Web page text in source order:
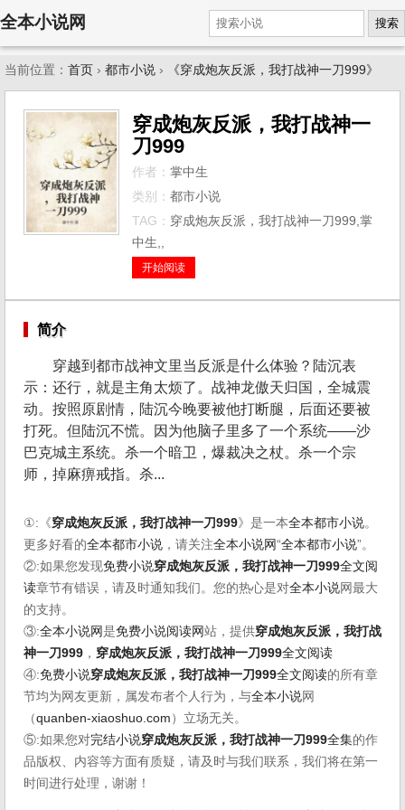
全本小说网 搜索
当前位置： 首页 › 都市小说 › 《穿成炮灰反派，我打战神一刀999》
穿成炮灰反派，我打战神一
刀999
作者： 掌中生
类别： 都市小说
TAG： 穿成炮灰反派，我打战神一刀999,掌
中生,,
开始阅读
简介
穿越到都市战神文里当反派是什么体验？陆沉表
示：还行，就是主角太烦了。战神龙傲天归国，全城震
动。按照原剧情，陆沉今晚要被他打断腿，后面还要被
打死。但陆沉不慌。因为他脑子里多了一个系统——沙
巴克城主系统。杀一个暗卫，爆裁决之杖。杀一个宗
师，掉麻痹戒指。杀...
①:《穿成炮灰反派，我打战神一刀999》是一本全本都市小说。
更多好看的全本都市小说 ，请关注全本小说网“全本都市小说”。
②:如果您发现免费小说穿成炮灰反派，我打战神一刀999全文阅
读章节有错误，请及时通知我们。您的热心是对全本小说网最大
的支持。
③:全本小说网是免费小说阅读网站，提供穿成炮灰反派，我打战
神一刀999 ， 穿成炮灰反派，我打战神一刀999全文阅读
④:免费小说穿成炮灰反派，我打战神一刀999全文阅读的所有章
节均为网友更新，属发布者个人行为，与全本小说网
（quanben-xiaoshuo.com ）立场无关。
⑤:如果您对完结小说穿成炮灰反派，我打战神一刀999全集的作
品版权、内容等方面有质疑，请及时与我们联系，我们将在第一
时间进行处理，谢谢！